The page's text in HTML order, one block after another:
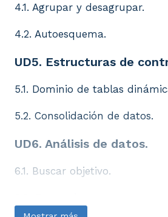
4.1. Agrupar y desagrupar.
4.2. Autoesquema.
UD5. Estructuras de
5.1. Dominio de tablas
5.2. Consolidación de datos.
UD6. Análisis de datos.
6.1. Buscar objetivo.